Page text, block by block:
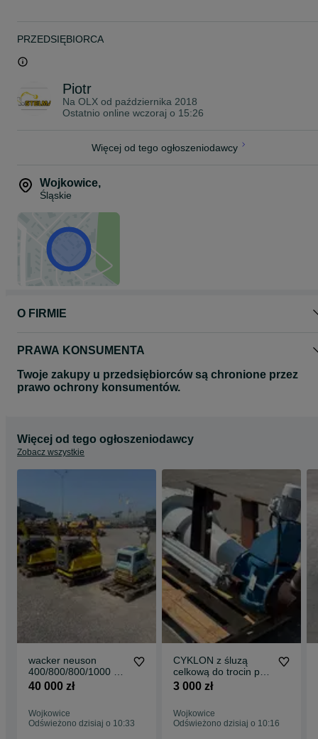
PRZEDSIĘBIORCA
Piotr
Na OLX od października 2018
Ostatnio online wczoraj o 15:26
Więcej od tego ogłoszeniodawcy
Wojkowice,
Śląskie
O FIRMIE
PRAWA KONSUMENTA
Twoje zakupy u przedsiębiorców są chronione przez
prawo ochrony konsumentów.
Więcej od tego ogłoszeniodawcy
Zobacz wszystkie
wacker neuson
400/800/800/1000 kg
komplet 4
40 000 zł
Wojkowice
Odświeżono dzisiaj o 10:33
CYKLON z śluzą
celkową do trocin pyłu
itp używany stan
3 000 zł
Wojkowice
Odświeżono dzisiaj o 10:16